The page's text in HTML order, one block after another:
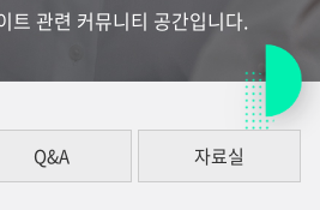
트 관련 커뮤니티 공간입니다.
Q&A 자료실